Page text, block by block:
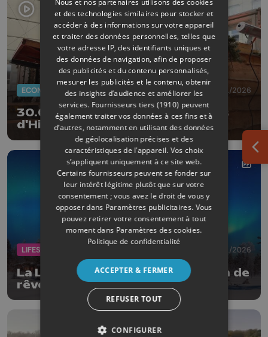
ECONOMIE 05/01/2026
30.000 visiteurs pour les Plaisirs
d'Hiver de Huy
LIFESTYLE 05/01/2026
La Laponie suédoise : destination de
rêve pour 2026
Nous et nos partenaires utilisons des cookies
et des technologies similaires pour stocker et
accéder à des informations sur votre appareil
et traiter des données personnelles, telles que
votre adresse IP, des identifiants uniques et
des données de navigation, afin de proposer
des publicités et du contenu personnalisés,
mesurer les publicités et le contenu, obtenir
des insights d’audience et améliorer les
services. Fournisseurs tiers (1910) peuvent
également traiter vos données à ces fins et à
d’autres, notamment en utilisant des données
de géolocalisation précises et des
caractéristiques de l’appareil. Vos choix
s’appliquent uniquement à ce site web.
Certains fournisseurs peuvent se fonder sur
leur intérêt légitime plutôt que sur votre
consentement ; vous avez le droit de vous y
opposer dans Paramètres publicitaires. Vous
pouvez retirer votre consentement à tout
moment dans Paramètres des cookies.
Politique de confidentialité
ACCEPTER & FERMER
REFUSER TOUT
CONFIGURER